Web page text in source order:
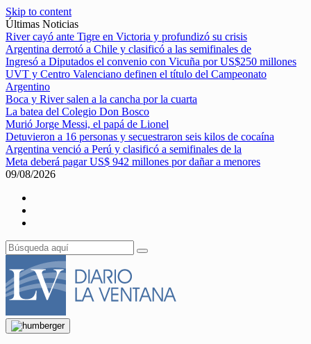
Skip to content
Últimas Noticias
River cayó ante Tigre en Victoria y profundizó su crisis
Argentina derrotó a Chile y clasificó a las semifinales de
Ingresó a Diputados el convenio con Vicuña por US$250 millones
UVT y Centro Valenciano definen el título del Campeonato
Argentino
Boca y River salen a la cancha por la cuarta
La batea del Colegio Don Bosco
Murió Jorge Messi, el papá de Lionel
Detuvieron a 16 personas y secuestraron seis kilos de cocaína
Argentina venció a Perú y clasificó a semifinales de la
Meta deberá pagar US$ 942 millones por dañar a menores
09/08/2026